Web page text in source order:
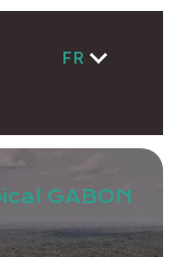
FR
GABON